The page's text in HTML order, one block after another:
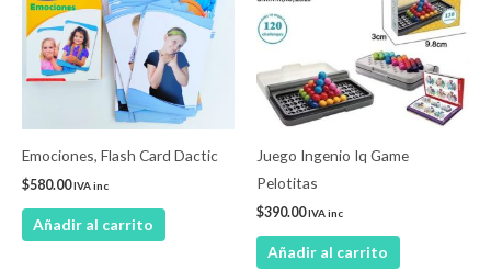
Emociones, Flash Card Dactic
$580.00IVA inc
Añadir al carrito
Juego Ingenio Iq Game
Pelotitas
$390.00IVA inc
Añadir al carrito